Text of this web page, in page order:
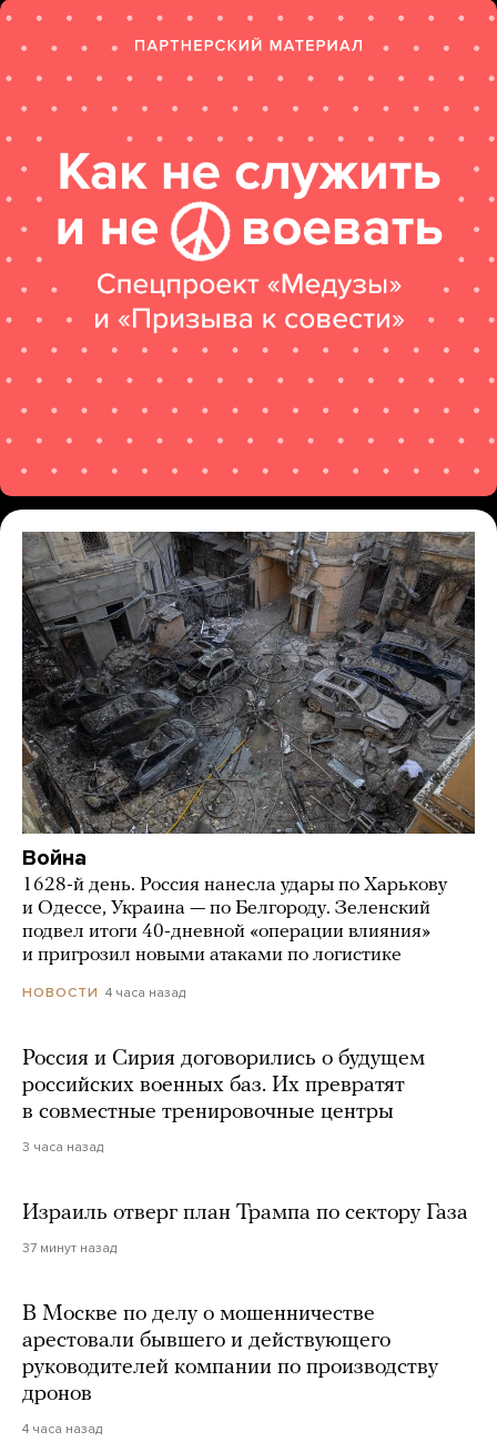
Война
1628-й день. Россия нанесла удары по Харькову
и Одессе, Украина — по Белгороду. Зеленский
подвел итоги 40-дневной «операции влияния»
и пригрозил новыми атаками по логистике
НОВОСТИ 4 часа назад
Россия и Сирия договорились о будущем
российских военных баз. Их превратят
в совместные тренировочные центры
3 часа назад
Израиль отверг план Трампа по сектору Газа
37 минут назад
В Москве по делу о мошенничестве
арестовали бывшего и действующего
руководителей компании по производству
дронов
4 часа назад